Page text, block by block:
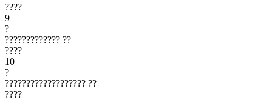
????
9
?
????????????? ??
????
10
?
??????????????????? ??
????